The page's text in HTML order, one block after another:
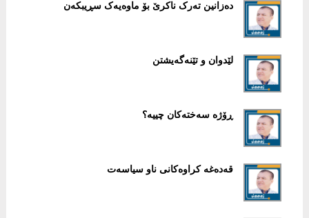
دەزانین تەرک ناکرێ بۆ ماوەیەک سڕیبکەن
لێدوان و تێنەگەیشتن
ڕۆژە سەختەکان چییە؟
قەدەغە کراوەکانی ناو سیاسەت